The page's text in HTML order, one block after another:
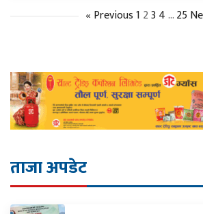
« Previous1 23 4…25
ताजा अपडेट